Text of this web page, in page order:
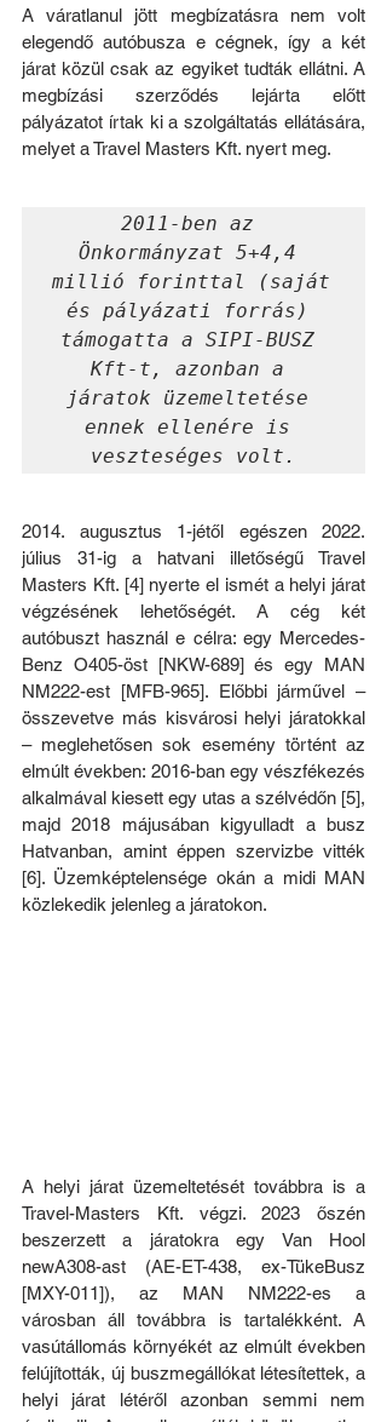
A váratlanul jött megbízatásra nem volt
elegendő autóbusza e cégnek, így a két
járat közül csak az egyiket tudták ellátni. A
megbízási szerződés lejárta előtt
pályázatot írtak ki a szolgáltatás ellátására,
melyet a Travel Masters Kft. nyert meg.
2011-ben az
Önkormányzat 5+4,4
millió forinttal (saját
és pályázati forrás)
támogatta a SIPI-BUSZ
Kft-t, azonban a
járatok üzemeltetése
ennek ellenére is
veszteséges volt.
2014. augusztus 1-jétől egészen 2022.
július 31-ig a hatvani illetőségű Travel
Masters Kft. [4] nyerte el ismét a helyi járat
végzésének lehetőségét. A cég két
autóbuszt használ e célra: egy Mercedes-
Benz O405-öst [NKW-689] és egy MAN
NM222-est [MFB-965]. Előbbi járművel –
összevetve más kisvárosi helyi járatokkal
– meglehetősen sok esemény történt az
elmúlt években: 2016-ban egy vészfékezés
alkalmával kiesett egy utas a szélvédőn [5],
majd 2018 májusában kigyulladt a busz
Hatvanban, amint éppen szervizbe vitték
[6]. Üzemképtelensége okán a midi MAN
közlekedik jelenleg a járatokon.
A helyi járat üzemeltetését továbbra is a
Travel-Masters Kft. végzi. 2023 őszén
beszerzett a járatokra egy Van Hool
newA308-ast (AE-ET-438, ex-TükeBusz
[MXY-011]), az MAN NM222-es a
városban áll továbbra is tartalékként. A
vasútállomás környékét az elmúlt években
felújították, új buszmegállókat létesítettek, a
helyi járat létéről azonban semmi nem